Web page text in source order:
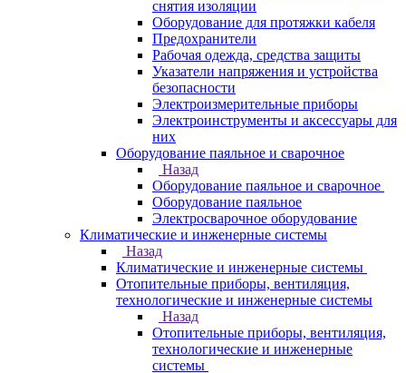
снятия изоляции
Оборудование для протяжки кабеля
Предохранители
Рабочая одежда, средства защиты
Указатели напряжения и устройства
безопасности
Электроизмерительные приборы
Электроинструменты и аксессуары для
них
Оборудование паяльное и сварочное
Назад
Оборудование паяльное и сварочное
Оборудование паяльное
Электросварочное оборудование
Климатические и инженерные системы
Назад
Климатические и инженерные системы
Отопительные приборы, вентиляция,
технологические и инженерные системы
Назад
Отопительные приборы, вентиляция,
технологические и инженерные
системы